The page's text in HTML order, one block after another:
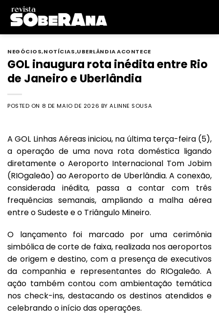
Skip
content
NEGÓCIOS,NOTÍCIAS,UBERLÂNDIA ACONTECE
GOL inaugura rota inédita entre Rio
de Janeiro e Uberlândia
POSTED ON 8 DE MAIO DE 2026 BYALINNE SOUSA
A GOL Linhas Aéreas iniciou, na última terça-feira (5),
a operação de uma nova rota doméstica ligando
diretamente o Aeroporto Internacional Tom Jobim
(RIOgaleão) ao Aeroporto de Uberlândia. A conexão,
considerada inédita, passa a contar com três
frequências semanais, ampliando a malha aérea
entre o Sudeste e o Triângulo Mineiro.
O lançamento foi marcado por uma cerimônia
simbólica de corte de faixa, realizada nos aeroportos
de origem e destino, com a presença de executivos
da companhia e representantes do RIOgaleão. A
ação também contou com ambientação temática
nos check-ins, destacando os destinos atendidos e
celebrando o início das operações.